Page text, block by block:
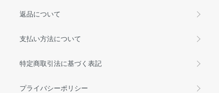
返品について
支払い方法について
特定商取引法に基づく表記
プライバシーポリシー